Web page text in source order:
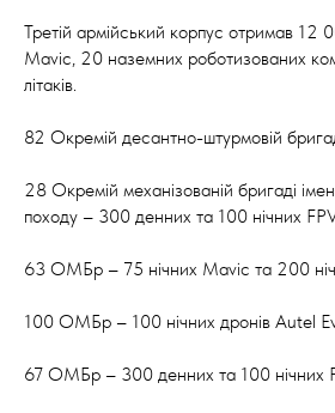
Третій армійський корпус отримав 12
Mavic, 20 наземних роботизованих
літаків.
82 Окремій десантно-штурмовій
28 Окремій механізованій бригаді
походу – 300 денних та 100 нічних
63 ОМБр – 75 нічних Mavic та 200
100 ОМБр – 100 нічних дронів Autel
67 ОМБр – 300 денних та 100 нічних